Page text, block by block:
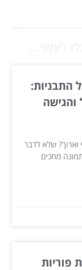
התבניות:
והגישה
וארוך? שלא לדבר
מחכים
פוריות